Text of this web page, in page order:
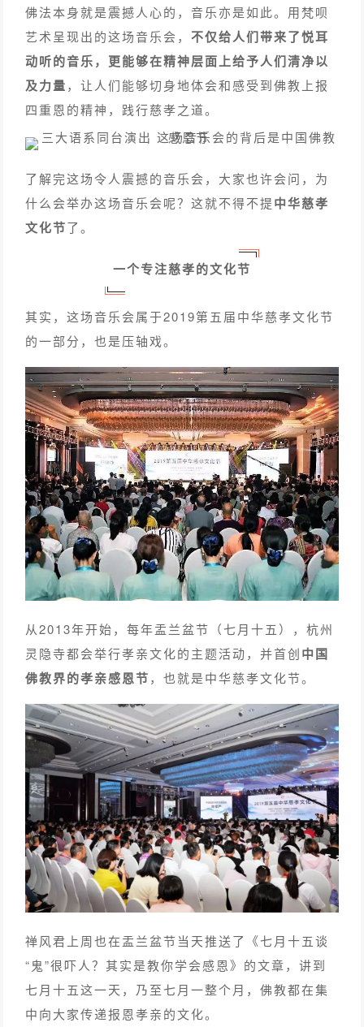
佛法本身就是震撼人心的，音乐亦是如此。用梵呗
艺术呈现出的这场音乐会，不仅给人们带来了悦耳
动听的音乐，更能够在精神层面上给予人们清净以
及力量，让人们能够切身地体会和感受到佛教上报
四重恩的精神，践行慈孝之道。
了解完这场令人震撼的音乐会，大家也许会问，为
什么会举办这场音乐会呢？这就不得不提中华慈孝
文化节了。
一个专注慈孝的文化节
其实，这场音乐会属于2019第五届中华慈孝文化节
的一部分，也是压轴戏。
从2013年开始，每年盂兰盆节（七月十五），杭州
灵隐寺都会举行孝亲文化的主题活动，并首创中国
佛教界的孝亲感恩节，也就是中华慈孝文化节。
禅风君上周也在盂兰盆节当天推送了《七月十五谈
“鬼”很吓人？其实是教你学会感恩》的文章，讲到
七月十五这一天，乃至七月一整个月，佛教都在集
中向大家传递报恩孝亲的文化。